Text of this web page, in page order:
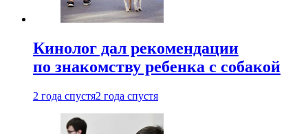
Кинолог дал рекомендации
по знакомству ребенка с собакой
2 года спустя2 года спустя